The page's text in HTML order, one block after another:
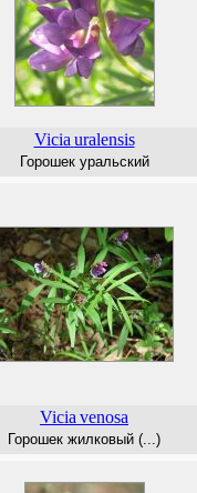
Vicia uralensis
Горошек уральский
Vicia venosa
Горошек жилковый (...)